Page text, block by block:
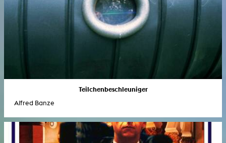
Teilchenbeschleuniger
Alfred Banze